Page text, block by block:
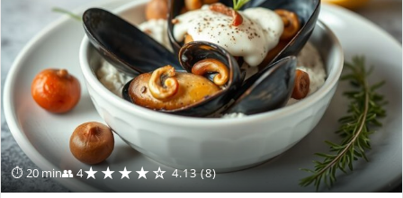
⏱ 20 min👥 4★★★★☆ 4.13 (8)